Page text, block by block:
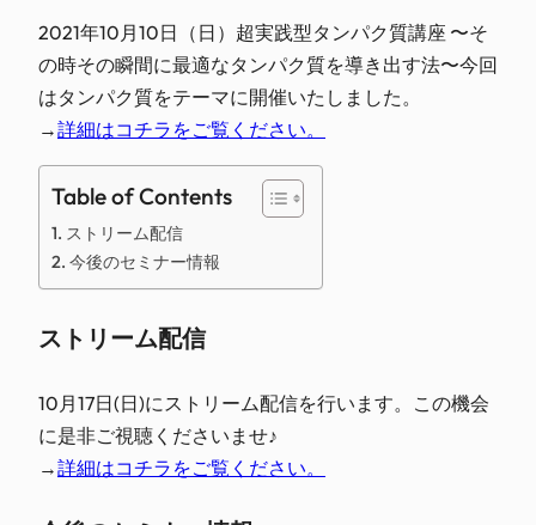
2021年10月10日（日）超実践型タンパク質講座 〜そ
の時その瞬間に最適なタンパク質を導き出す法〜今回
はタンパク質をテーマに開催いたしました。
→詳細はコチラをご覧ください。
Table of Contents
ストリーム配信
今後のセミナー情報
ストリーム配信
10月17日(日)にストリーム配信を行います。この機会
に是非ご視聴くださいませ♪
→詳細はコチラをご覧ください。